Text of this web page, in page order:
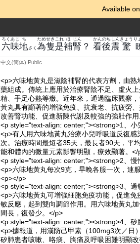
Available on
六
ろく
味
あじ
地
ち
さく 為
ため
隻
せき
是
これ
補
ほ
腎
じん
？ 看
かん
後
のち
震
しん
驚
きょう り
中文(简体) Public
<p>六味地黃丸是滋陰補腎的代表方劑，由
藥組成。傳統上應用於治療腎陰不足、虛火
精、手足心熱等癥。近年來，通過臨床觀察
黃丸具有顯著的增強免疫、抗衰老、抗疲勞
改善腎功能、促進新陳代謝及較強的強壯作
<p style="text-align: center;"><strong>1、
<p>有人用六味地黃丸治療小兒呼吸道反復
次。治療時間最短者35天，最長者90天，平
能和體內的微量元素影響明顯，療效顯著。</
<p style="text-align: center;"><strong>2、慢
<p>六味地黃丸每次9克，早晚各服一次，連
<p></p>
<p style="text-align: center;"><strong>3、
<p>六味地黃丸可增強細胞免疫功能，促進
敏反應，起到雙向調節作用。用六味地黃丸
間長，復發少。</p>
<p style="text-align: center;"><strong>4、矽
<p>據報道，用漢防己甲素（100mg3次／日
矽肺患者咳嗽、咯痰、胸痛及呼吸困難明顯